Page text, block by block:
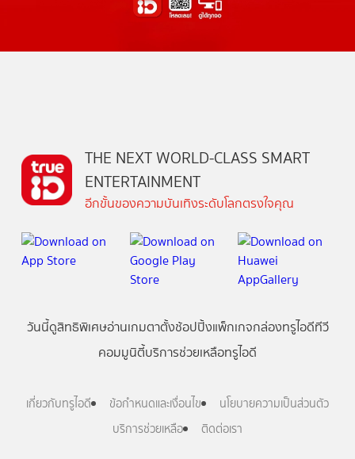
THE NEXT WORLD-CLASS SMART
ENTERTAINMENT
อีกขั้นของความบันเทิงระดับโลกตรงใจคุณ
วันนี้ดูสิทธิพิเศษอ่านเกมตาตั้งช้อปปิ้งแพ็กเกจกล่องทรูไอดีทีวี
คอมมูนิตี้บริการช่วยเหลือทรูไอดี
เกี่ยวกับทรูไอดี ข้อกำหนดและเงื่อนไข
นโยบายความเป็นส่วนตัว
บริการช่วยเหลือ
ติดต่อเรา